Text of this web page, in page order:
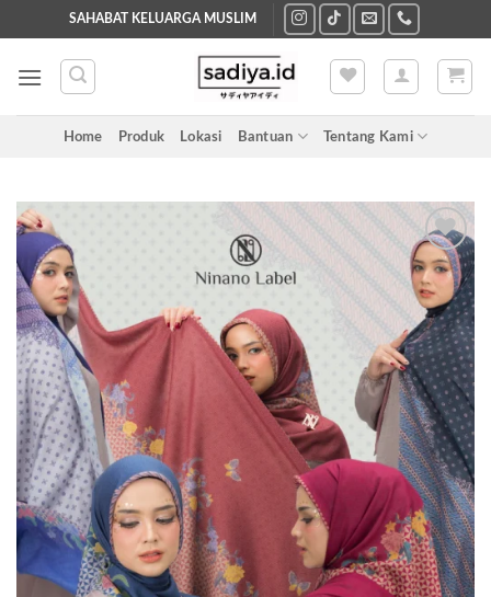
to
content
SAHABAT KELUARGA MUSLIM
Home Produk Lokasi Bantuan Tentang Kami
Add to
wishlist